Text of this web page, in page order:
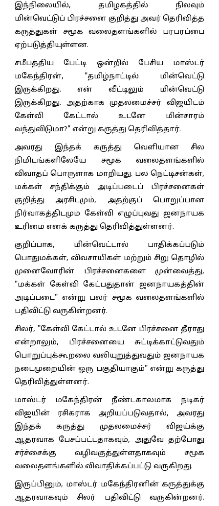
இந்நிலையில், தமிழகத்தில் நிலவும்
மின்வெட்டுப் பிரச்சனை குறித்து அவர் தெரிவித்த
கருத்துகள் சமூக வலைதளங்களில் பரபரப்பை
ஏற்படுத்தியுள்ளன.
சமீபத்திய பேட்டி ஒன்றில் பேசிய மாஸ்டர்
மகேந்திரன், "தமிழ்நாட்டில் மின்வெட்டு
இருக்கிறது. என் வீட்டிலும் மின்வெட்டு
இருக்கிறது. அதற்காக முதலமைச்சர் விஜயிடம்
கேள்வி கேட்டால் உடனே மின்சாரம்
வந்துவிடுமா?" என்று கருத்து தெரிவித்தார்.
அவரது இந்தக் கருத்து வெளியான சில
நிமிடங்களிலேயே சமூக வலைதளங்களில்
விவாதப் பொருளாக மாறியது. பல நெட்டிசன்கள்,
மக்கள் சந்திக்கும் அடிப்படைப் பிரச்சனைகள்
குறித்து அரசிடமும், அதற்குப் பொறுப்பான
நிர்வாகத்திடமும் கேள்வி எழுப்புவது ஜனநாயக
உரிமை எனக் கருத்து தெரிவித்துள்ளனர்.
குறிப்பாக, மின்வெட்டால் பாதிக்கப்படும்
பொதுமக்கள், விவசாயிகள் மற்றும் சிறு தொழில்
முனைவோரின் பிரச்சனைகளை முன்வைத்து,
"மக்கள் கேள்வி கேட்பதுதான் ஜனநாயகத்தின்
அடிப்படை" என்று பலர் சமூக வலைதளங்களில்
பதிவிட்டு வருகின்றனர்.
சிலர், "கேள்வி கேட்டால் உடனே பிரச்சனை தீராது
என்றாலும், பிரச்சனையை சுட்டிக்காட்டுவதும்
பொறுப்புக்கூறலை வலியுறுத்துவதும் ஜனநாயக
நடைமுறையின் ஒரு பகுதியாகும்" என்று கருத்து
தெரிவித்துள்ளனர்.
மாஸ்டர் மகேந்திரன் நீண்டகாலமாக நடிகர்
விஜயின் ரசிகராக அறியப்படுவதால், அவரது
இந்தக் கருத்து முதலமைச்சர் விஜய்க்கு
ஆதரவாக பேசப்பட்டதாகவும், அதுவே தற்போது
சர்ச்சைக்கு வழிவகுத்துள்ளதாகவும் சமூக
வலைதளங்களில் விவாதிக்கப்பட்டு வருகிறது.
இருப்பினும், மாஸ்டர் மகேந்திரனின் கருத்துக்கு
ஆதரவாகவும் சிலர் பதிவிட்டு வருகின்றனர்.